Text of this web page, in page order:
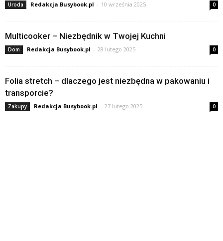
Uroda Redakcja Busybook.pl - 10 września 2025 0
Multicooker – Niezbędnik w Twojej Kuchni
Dom Redakcja Busybook.pl - 28 lutego 2025 0
Folia stretch – dlaczego jest niezbędna w pakowaniu i
transporcie?
Zakupy Redakcja Busybook.pl - 27 lutego 2025 0